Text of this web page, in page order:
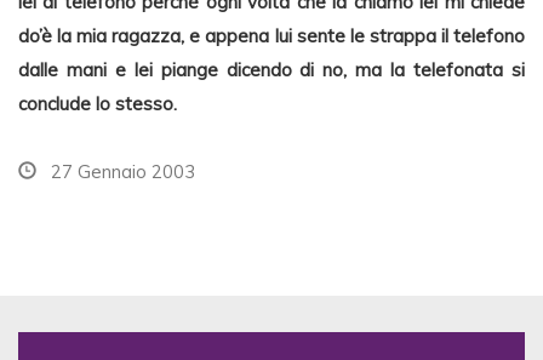
do’è la mia ragazza, e appena lui sente le strappa il telefono
dalle mani e lei piange dicendo di no, ma la telefonata si
conclude lo stesso.
27 Gennaio 2003